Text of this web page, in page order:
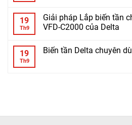
19
Th9
Giải pháp Lắp biến tần
VFD-C2000 của Delta
19
Th9
Biến tần Delta chuyên